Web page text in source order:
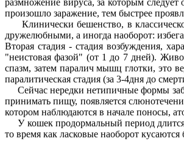
произошло заражение, тем быстрее
Клинически бешенство, в
дружелюбными, а иногда наоборот:
Вторая стадия - стадия возбуждения,
"неистовая фазой" (от 1 до 7 дней).
спазм, затем паралич мышц глотки, это
паралитическая стадия (за 3-4дня до
Сейчас нередки нетипичные формы
принимать пищу, появляется
котором наблюдаются в начале поносы,
У кошек продормальный период
то время как ласковые наоборот